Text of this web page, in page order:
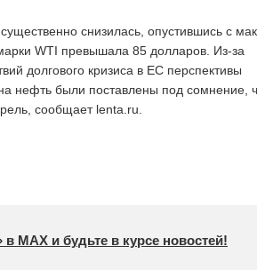
снизилась, опустившись с
WTI превышала 85 долларов. Из-за
долгового кризиса в ЕС перспективы
нефть были поставлены под сомнение,
сообщает lenta.ru.
МАХ и будьте в курсе новостей!